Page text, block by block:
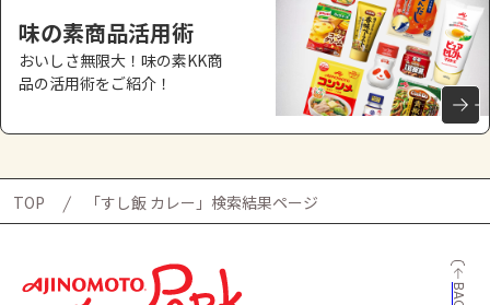
味の素商品活用術
おいしさ無限大！味の素KK商
品の活用術をご紹介！
TOP 「すし飯 カレー」検索結果ページ